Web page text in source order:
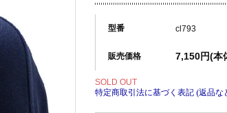
型番 cl793
販売価格
SOLD OUT
特定商取引法に基づく表記 (返品な